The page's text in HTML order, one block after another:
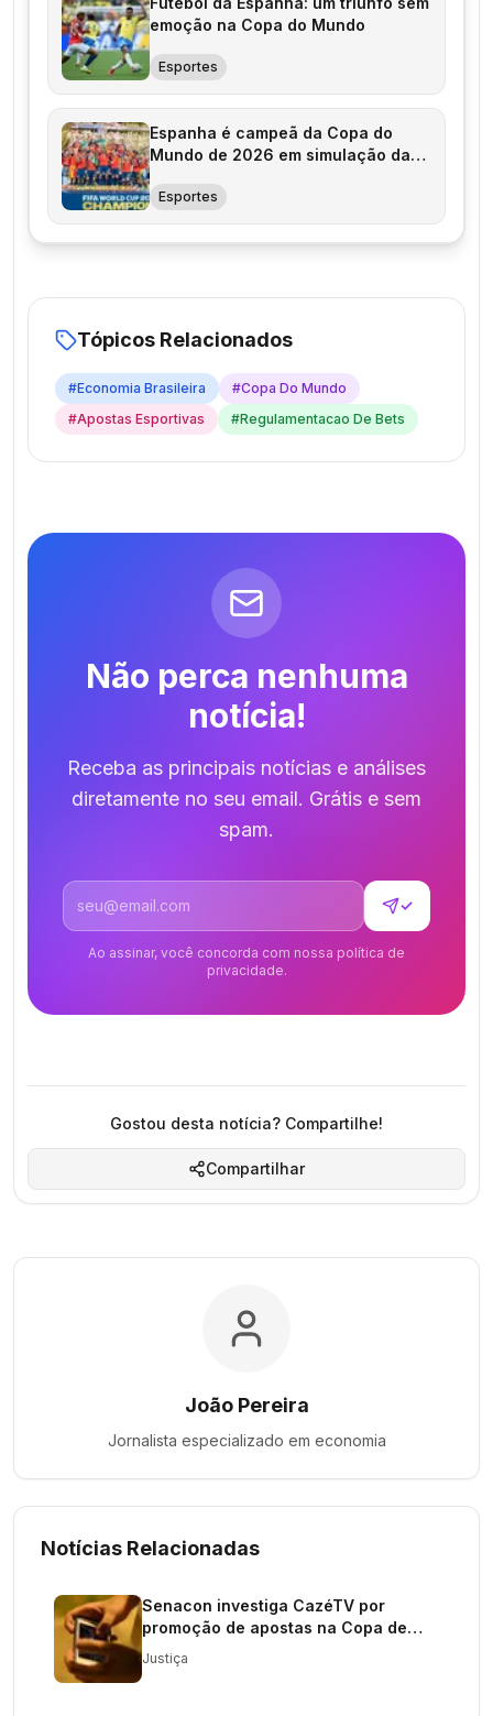
emoção na Copa do Mundo
Esportes
Espanha é campeã da Copa do
Mundo de 2026 em simulação da
Esportes
Tópicos Relacionados
#Economia Brasileira #Copa Do Mundo
#Apostas Esportivas #Regulamentacao De Bets
Não perca nenhuma
notícia!
Receba as principais notícias e análises
diretamente no seu email. Grátis e sem
spam.
Endereço de email
✓
Ao assinar, você concorda com nossa política de
privacidade.
Gostou desta notícia? Compartilhe!
Compartilhar
João Pereira
Jornalista especializado em economia
Notícias Relacionadas
Senacon investiga CazéTV por
promoção de apostas na Copa de
2026
Justiça